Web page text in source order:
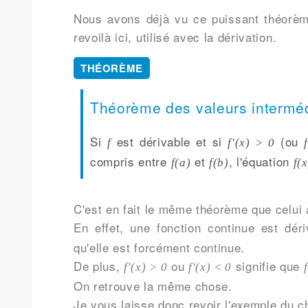
Nous avons déjà vu ce puissant
revoilà ici, utilisé avec la dérivation.
THÉORÈME
Théorème des valeurs
Si fest dérivable et si f'(x) > 0 (ou
compris entre f(a) et f(b), l'équation
C'est en fait le même théorème que
En effet, une fonction continue est
qu'elle est forcément continue.
De plus, f'(x) > 0 ou f'(x) < 0 signifie que f
On retrouve la même chose.
Je vous laisse donc revoir l'exemple du